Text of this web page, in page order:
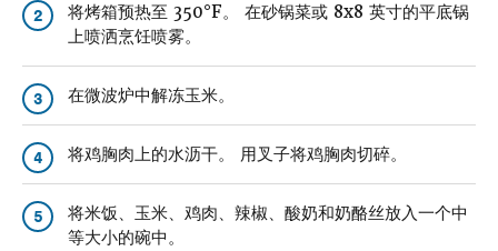
2
将烤箱预热至 350°F。 在砂锅菜或 8x8 英寸的平底锅
上喷洒烹饪喷雾。
3 在微波炉中解冻玉米。
4 将鸡胸肉上的水沥干。 用叉子将鸡胸肉切碎。
5
将米饭、玉米、鸡肉、辣椒、酸奶和奶酪丝放入一个中
等大小的碗中。